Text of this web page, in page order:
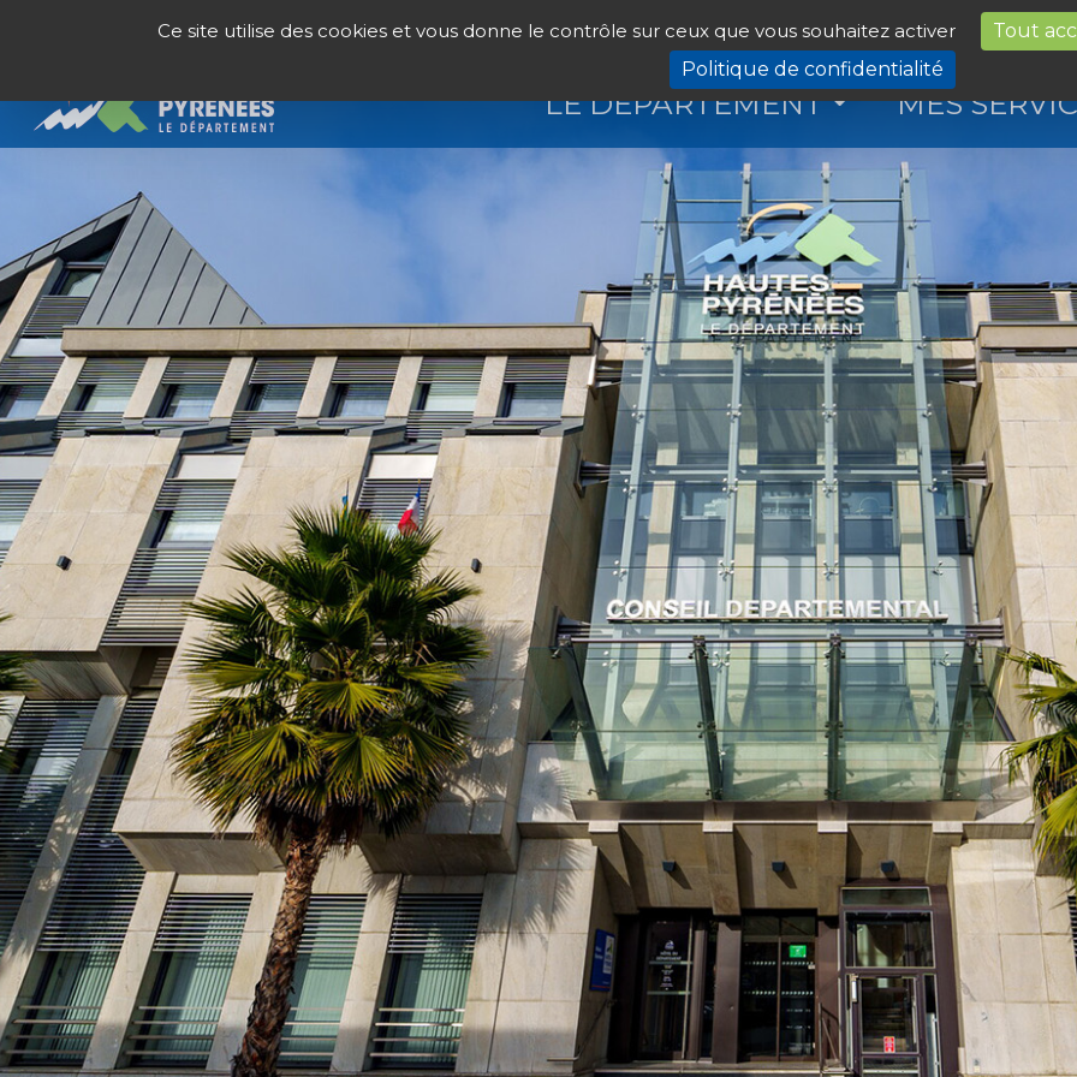
Ce site utilise des cookies et vous donne le contrôle sur ceux que vous souhaitez activer Tout
Politique de confidentialité
LE DÉPARTEMENT MES